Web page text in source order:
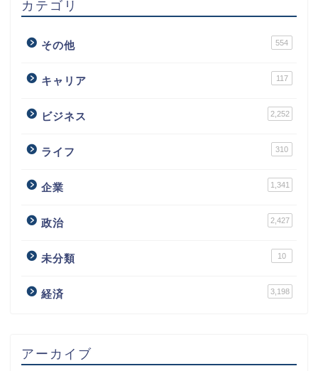
カテゴリ
その他 554
キャリア 117
ビジネス 2,252
ライフ 310
企業 1,341
政治 2,427
未分類 10
経済 3,198
アーカイブ